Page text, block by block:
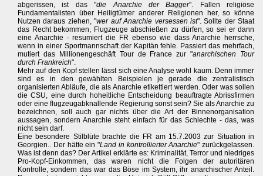
abgerissen, ist das "die Anarchie der Bagger". Fallen religiöse
Fundamentalisten über Heiligtümer anderer Religionen her, so könne
Nutzen daraus ziehen, "wer auf Anarchie versessen ist". Sollte der Staat
das Recht bekommen, Flugzeuge abschießen zu dürfen, so sei er dann
eine Anarchie - resumiert die FR ebenso wie dass Anarchie herrsche,
wenn in einer Sportmannschaft der Kapitän fehle. Passiert das mehrfach,
mutiert das Millionengeschäft Tour de France zur "anarchischen Tour
durch Frankreich".
Mehr auf den Kopf stellen lässt sich eine Analyse wohl kaum. Denn immer
sind es in den gewählten Beispielen je gerade die zentralistisch
organisierten Abläufe, die als Anarchie etikettiert werden. Oder was sollen
die CSU, eine durch hoheitliche Entscheidung beauftragte Abrissfirmen
oder eine flugzeugabknallende Regierung sonst sein? Sie als Anarchie zu
bezeichnen, soll auch gar nichts über die Art der Binnenorganisation
aussagen, sondern Anarchie steht einfach für das Schlechte - das, was
nicht sein darf.
Eine besondere Stilblüte brachte die FR am 15.7.2003 zur Situation in
Georgien.. Der hätte ein "Land in kontrollierter Anarchie" zurückgelassen.
Was ist denn das? Der Artikel erklärte es: Kriminalität, Terror und niedriges
Pro-Kopf-Einkommen, das waren nicht die Folgen der autoritären
Kontrolle, sondern das war das Böse im System, ihr anarchischer Anteil.